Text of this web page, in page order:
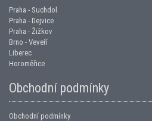
Praha - Suchdol
Praha - Dejvice
Praha - Žižkov
Brno - Veveří
Liberec
Horoměřice
Obchodní podmínky
Obchodní podmínky